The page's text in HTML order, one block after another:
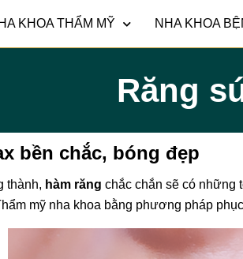
KHOA THẨM MỸ NHA KHOA
Răng
bền chắc, bóng đẹp
thành, hàm răng chắc chắn sẽ có những
mỹ nha khoa bằng phương pháp